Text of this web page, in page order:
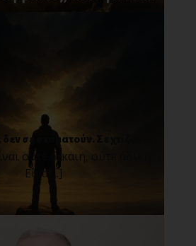
δεν σε σταματούν. Σε χτίζουν!
ούτε δίκαιη, ούτε άδικη.
Είνα[...]